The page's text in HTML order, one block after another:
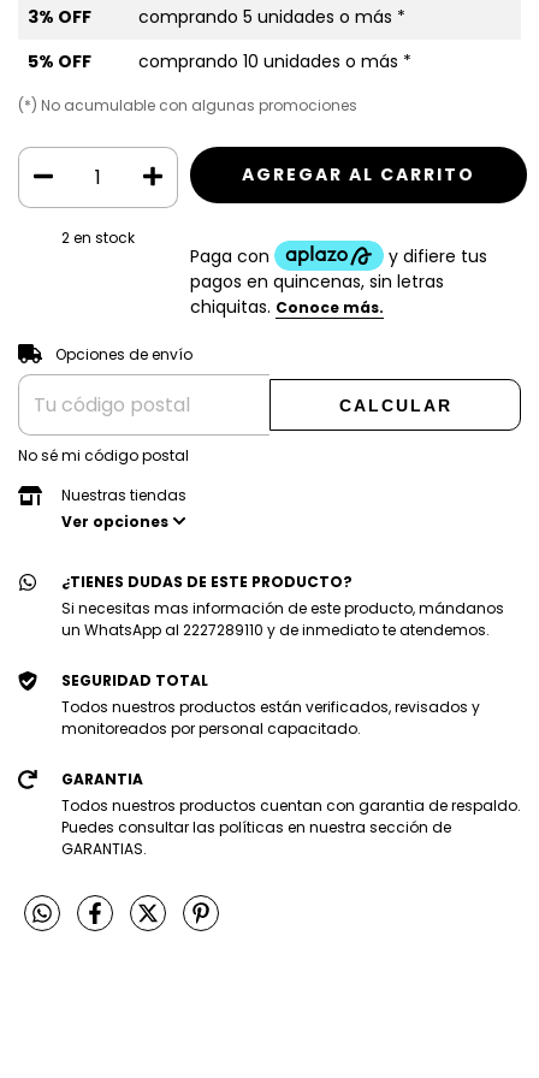
3% OFF
comprando 5 unidades o más *
5% OFF
comprando 10 unidades o más *
(*) No acumulable con algunas promociones
2en stock
Entregas para el CP:
Opciones de envío
CALCULAR
No sé mi código postal
Nuestras tiendas
Ver opciones
¿TIENES DUDAS DE ESTE PRODUCTO?
Si necesitas mas información de este producto, mándanos
un WhatsApp al 2227289110 y de inmediato te atendemos.
SEGURIDAD TOTAL
Todos nuestros productos están verificados, revisados y
monitoreados por personal capacitado.
GARANTIA
Todos nuestros productos cuentan con garantia de respaldo.
Puedes consultar las políticas en nuestra sección de
GARANTIAS.